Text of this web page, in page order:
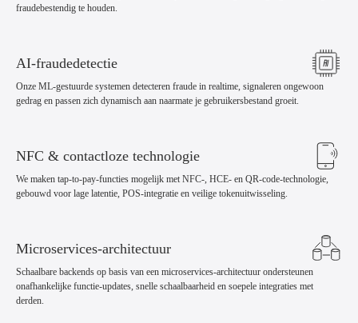
fraudebestendig te houden.
AI-fraudedetectie
Onze ML-gestuurde systemen detecteren fraude in realtime, signaleren ongewoon
gedrag en passen zich dynamisch aan naarmate je gebruikersbestand groeit.
NFC & contactloze technologie
We maken tap-to-pay-functies mogelijk met NFC-, HCE- en QR-code-technologie,
gebouwd voor lage latentie, POS-integratie en veilige tokenuitwisseling.
Microservices-architectuur
Schaalbare backends op basis van een microservices-architectuur ondersteunen
onafhankelijke functie-updates, snelle schaalbaarheid en soepele integraties met
derden.